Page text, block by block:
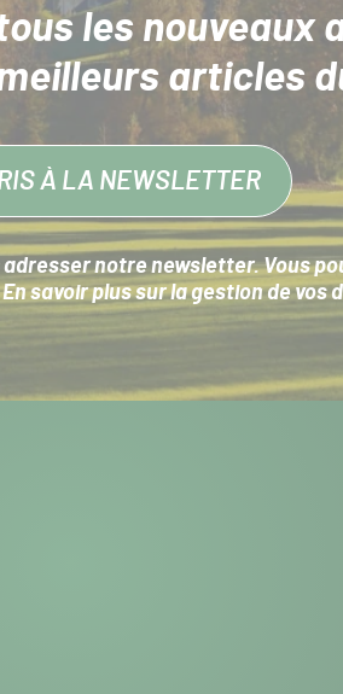
les nouveaux
articles
À LA NEWSLETTER
notre newsletter. Vous
savoir plus sur lagestion de vos